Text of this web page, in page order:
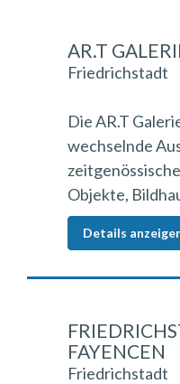
AR.T
Friedrichstadt
Die AR.T
wechselnde
Objekte,
Details
FAYENCEN
Friedrichstadt